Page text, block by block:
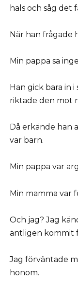
hals och såg det
När han frågade
Min pappa sa
Han gick bara in
riktade den mot
Då erkände han
var barn.
Min pappa var
Min mamma var
Och jag? Jag
äntligen kommit
Jag förväntade
honom.